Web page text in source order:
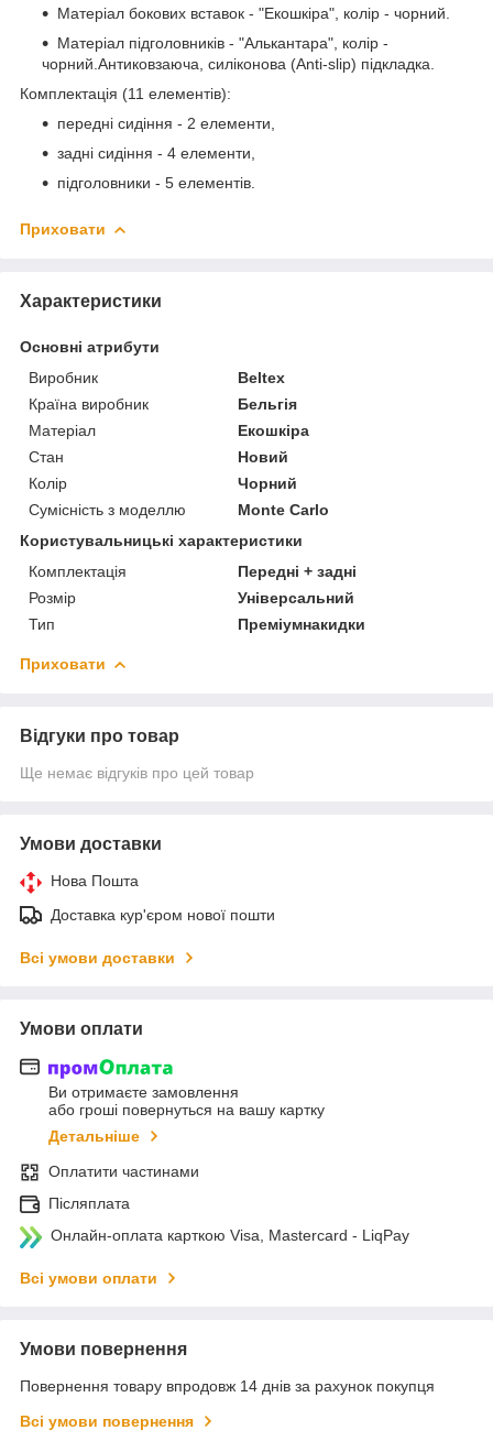
Матеріал бокових вставок - "Екошкіра", колір - чорний.
Матеріал підголовників - "Алькантара", колір -
чорний.Антиковзаюча, силіконова (Anti-slip) підкладка.
Комплектація (11 елементів):
передні сидіння - 2 елементи,
задні сидіння - 4 елементи,
підголовники - 5 елементів.
Приховати
Характеристики
Основні атрибути
Виробник
Beltex
Країна виробник
Бельгія
Матеріал
Екошкіра
Стан
Новий
Колір
Чорний
Сумісність з моделлю
Monte Carlo
Користувальницькі характеристики
Комплектація
Передні + задні
Розмір
Універсальний
Тип
Преміумнакидки
Приховати
Відгуки про товар
Ще немає відгуків про цей товар
Умови доставки
Нова Пошта
Доставка кур'єром нової пошти
Всі умови доставки
Умови оплати
Ви отримаєте замовлення
або гроші повернуться на вашу картку
Детальніше
Оплатити частинами
Післяплата
Онлайн-оплата карткою Visa, Mastercard - LiqPay
Всі умови оплати
Умови повернення
Повернення товару впродовж 14 днів за рахунок покупця
Всі умови повернення